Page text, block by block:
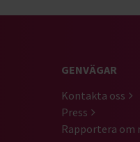
GENVÄGAR
Kontakta oss
Press
Rapportera om